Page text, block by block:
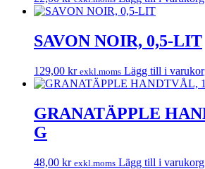
SAVON NOIR, 0,5-LIT
129,00 kr exkl.moms Lägg till i
GRANATÄPPLE
G
48,00 kr exkl.moms Lägg till i varukorg